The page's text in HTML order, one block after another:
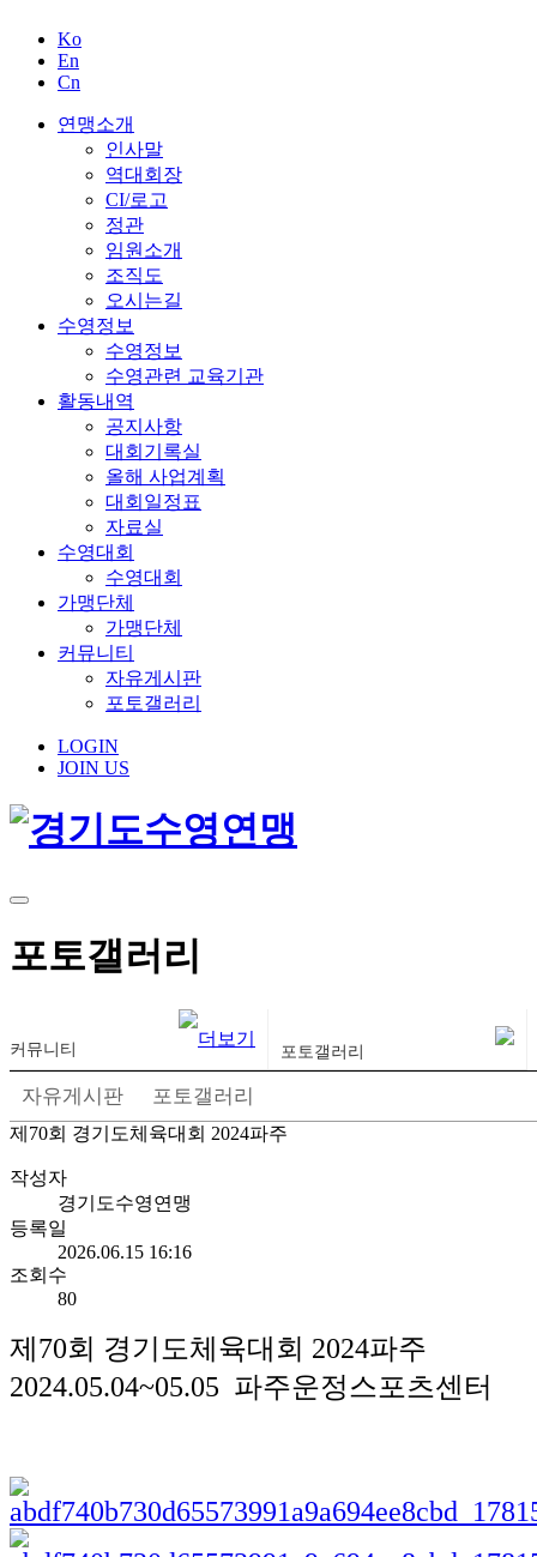
Ko
En
Cn
연맹소개
인사말
역대회장
CI/로고
정관
임원소개
조직도
오시는길
수영정보
수영정보
수영관련 교육기관
활동내역
공지사항
대회기록실
올해 사업계획
대회일정표
자료실
수영대회
수영대회
가맹단체
가맹단체
커뮤니티
자유게시판
포토갤러리
LOGIN
JOIN US
포토갤러리
커뮤니티 포토갤러리
자유게시판 포토갤러리
제70회 경기도체육대회 2024파주
작성자
경기도수영연맹
등록일
2026.06.15 16:16
조회수
80
제70회 경기도체육대회 2024파주
2024.05.04~05.05 파주운정스포츠센터